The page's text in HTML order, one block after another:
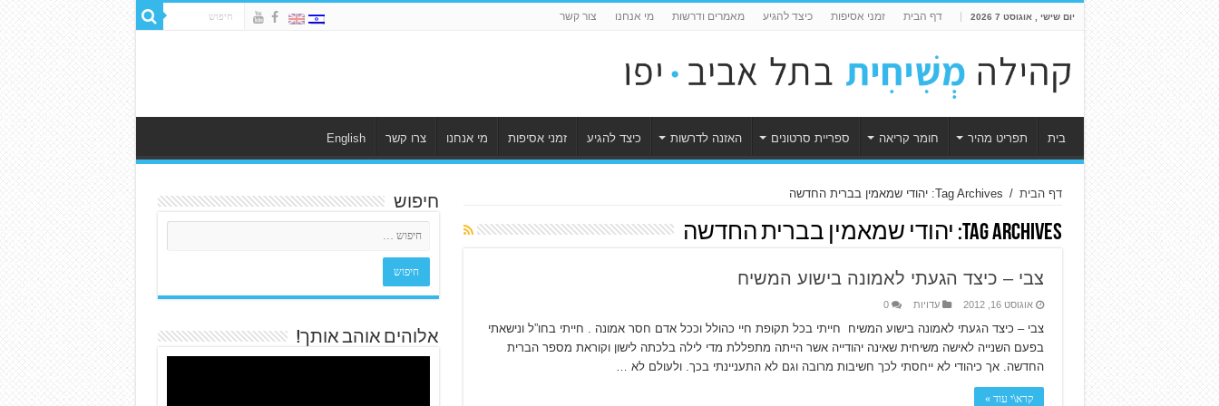
יום שישי , אוגוסט 7 2026 דף הבית זמני אסיפות כיצד להגיע מאמרים ודרשות מי אנחנו צור קשר
בית תפריט מהיר חומר קריאה ספריית סרטונים האזנה לדרשות כיצד להגיע זמני אסיפות מי אנחנו צרו קשר English
דף הבית / Tag Archives: יהודי שמאמין בברית החדשה
Tag Archives: יהודי שמאמין בברית החדשה
צבי – כיצד הגעתי לאמונה בישוע המשיח
אוגוסט 16, 2012 עדויות 0
צבי – כיצד הגעתי לאמונה בישוע המשיח חייתי בכל תקופת חיי כהולל וככל אדם חסר אמונה . חייתי בחו”ל ונישאתי
בפעם השנייה לאישה משיחית שאינה יהודייה אשר הייתה מתפללת מדי לילה בלכתה לישון וקוראת מספר הברית
החדשה. אך כיהודי לא ייחסתי לכך חשיבות מרובה וגם לא התעניינתי בכך. ולעולם לא …
קרא\י עוד »
חיפוש
אלוהים אוהב אותך!